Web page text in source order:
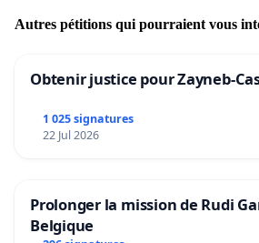
Autres pétitions qui pourraient vous
Obtenir justice pour Zayneb-
1 025 signatures
22 Jul 2026
Prolonger la mission de Rudi
Belgique